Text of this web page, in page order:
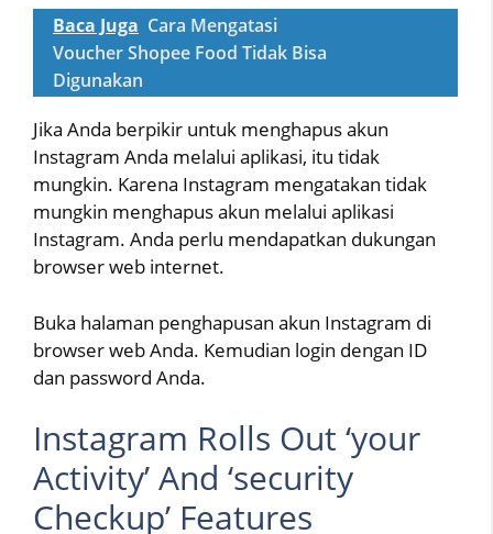
Baca Juga Cara Mengatasi
Voucher Shopee Food Tidak Bisa
Digunakan
Jika Anda berpikir untuk menghapus akun
Instagram Anda melalui aplikasi, itu tidak
mungkin. Karena Instagram mengatakan tidak
mungkin menghapus akun melalui aplikasi
Instagram. Anda perlu mendapatkan dukungan
browser web internet.
Buka halaman penghapusan akun Instagram di
browser web Anda. Kemudian login dengan ID
dan password Anda.
Instagram Rolls Out ‘your
Activity’ And ‘security
Checkup’ Features